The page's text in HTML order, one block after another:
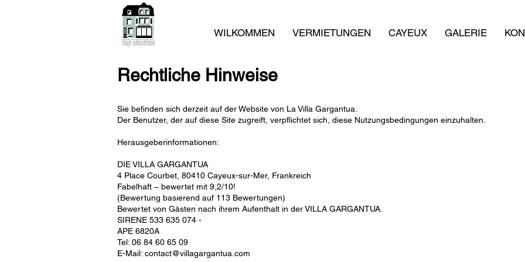
WILKOMMEN VERMIETUNGEN CAYEUX GALERIE
Rechtliche Hinweise
Sie befinden sich derzeit auf der Website von La Villa Gargantua.
Der Benutzer, der auf diese Site zugreift, verpflichtet sich, diese Nutzungsbedingungen einzuhalten.
Herausgeberinformationen:
DIE VILLA GARGANTUA
4 Place Courbet, 80410 Cayeux-sur-Mer, Frankreich
Fabelhaft – bewertet mit 9,2/10!
(Bewertung basierend auf 113 Bewertungen)
Bewertet von Gästen nach ihrem Aufenthalt in der VILLA GARGANTUA.
SIRENE 533 635 074 -
APE 6820A
Tel: 06 84 60 65 09
E-Mail: contact@villagargantua.com